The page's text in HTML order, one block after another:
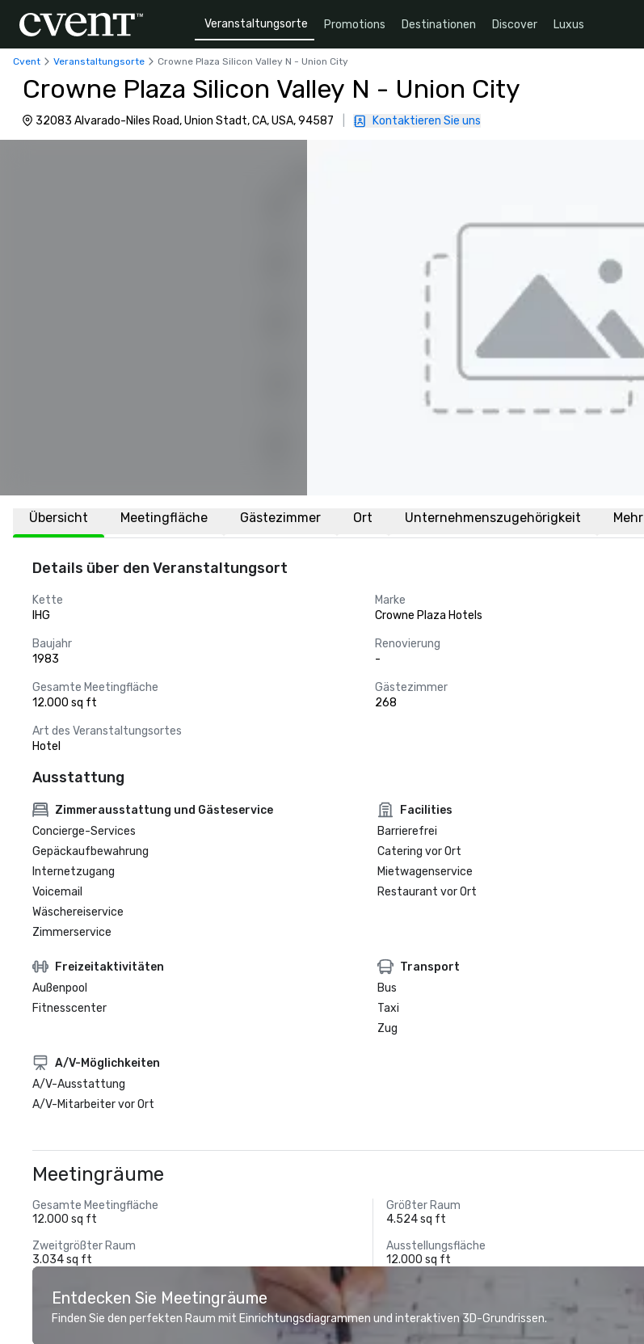
Veranstaltungsorte Promotions Destinationen Discover Luxus
Cvent Veranstaltungsorte Crowne Plaza Silicon Valley N - Union City
Crowne Plaza Silicon Valley N - Union City
32083 Alvarado-Niles Road, Union Stadt, CA, USA, 94587 Kontaktieren Sie uns
Übersicht Meetingfläche Gästezimmer Ort Unternehmenszugehörigkeit Mehr
Details über den Veranstaltungsort
Kette
IHG
Marke
Crowne Plaza Hotels
Baujahr
1983
Renovierung
-
Gesamte Meetingfläche
12.000 sq ft
Gästezimmer
268
Art des Veranstaltungsortes
Hotel
Ausstattung
Zimmerausstattung und Gästeservice
Concierge-Services
Gepäckaufbewahrung
Internetzugang
Voicemail
Wäschereiservice
Zimmerservice
Facilities
Barrierefrei
Catering vor Ort
Mietwagenservice
Restaurant vor Ort
Freizeitaktivitäten
Außenpool
Fitnesscenter
Transport
Bus
Taxi
Zug
A/V-Möglichkeiten
A/V-Ausstattung
A/V-Mitarbeiter vor Ort
Meetingräume
Gesamte Meetingfläche
12.000 sq ft
Größter Raum
4.524 sq ft
Zweitgrößter Raum
3.034 sq ft
Ausstellungsfläche
12.000 sq ft
Entdecken Sie Meetingräume
Finden Sie den perfekten Raum mit Einrichtungsdiagrammen und interaktiven 3D-Grundrissen.